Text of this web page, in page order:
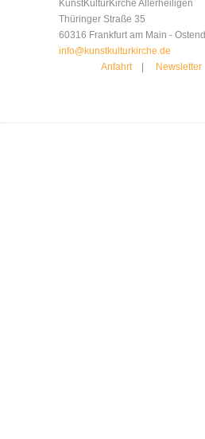
KunstKulturKirche Allerheiligen
Thüringer Straße 35
60316 Frankfurt am Main - Ostend
info@kunstkulturkirche.de
Anfahrt| Newsletter